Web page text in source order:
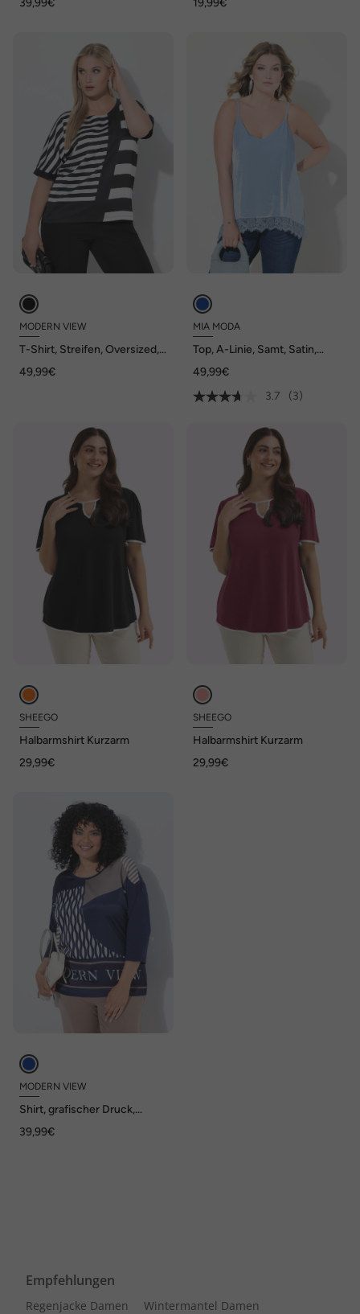
39,99€ Angel of Style x MIAMODA
19,99€
MODERN VIEW
T-Shirt, Streifen, Oversized,
49,99€
MIA MODA
Top, A-Linie, Samt, Satin,
49,99€
3.7
(3)
SHEEGO
Halbarmshirt Kurzarm
29,99€
SHEEGO
Halbarmshirt Kurzarm
29,99€
MODERN VIEW
Shirt, grafischer Druck,
Arm
39,99€
Empfehlungen
Regenjacke Damen
Wintermantel Damen